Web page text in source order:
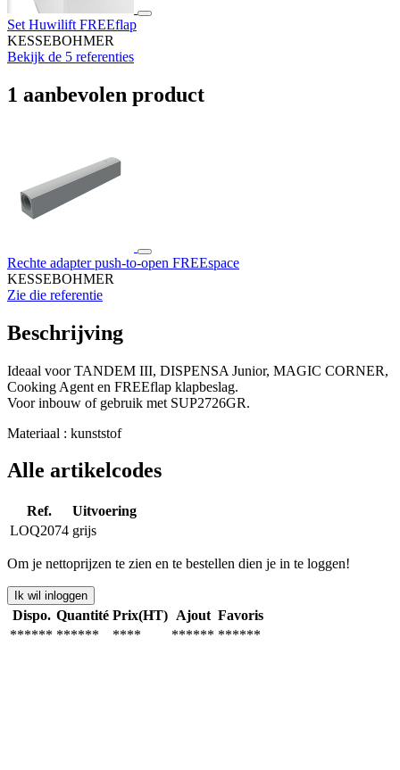
Set Huwilift FREEflap
KESSEBOHMER
Bekijk de 5 referenties
1 aanbevolen product
Rechte adapter push-to-open FREEspace
KESSEBOHMER
Zie die referentie
Beschrijving
Ideaal voor TANDEM III, DISPENSA Junior, MAGIC CORNER,
Cooking Agent en FREEflap klapbeslag.
Voor inbouw of gebruik met SUP2726GR.
Materiaal : kunststof
Alle artikelcodes
Ref.
Uitvoering
LOQ2074 grijs
Om je nettoprijzen te zien en te bestellen dien je in te loggen!
Ik wil inloggen
Dispo. Quantité Prix(HT) Ajout Favoris
****** ****** **** ****** ******